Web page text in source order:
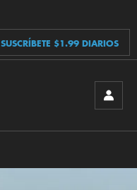
SUSCRÍBETE $1.99 DIARIOS